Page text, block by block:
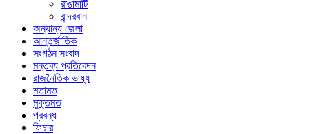
রাঙামাটি
বান্দরবান
অন্যান্য জেলা
আন্তর্জাতিক
সংগঠন সংবাদ
মন্তব্য প্রতিবেদন
রাজনৈতিক ভাষ্য
মতামত
মুক্তমত
প্রবন্ধ
ফিচার